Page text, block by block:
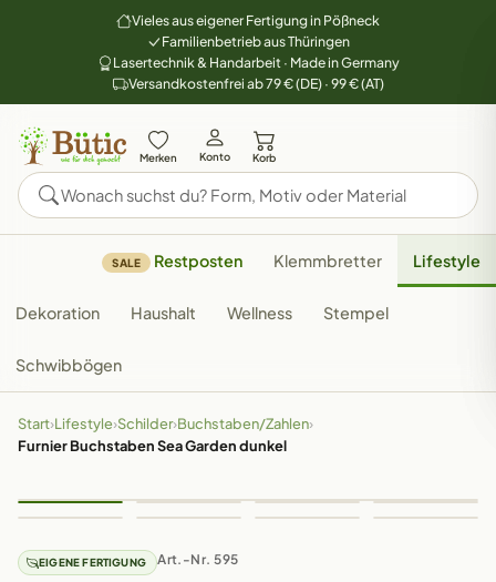
Vieles aus eigener Fertigung in Pößneck
Familienbetrieb aus Thüringen
Lasertechnik & Handarbeit · Made in Germany
Versandkostenfrei ab 79 € (DE) · 99 € (AT)
Merken Konto Korb
SALE Restposten Klemmbretter Lifestyle
Dekoration Haushalt Wellness Stempel
Schwibbögen
Start›Lifestyle›Schilder›Buchstaben/Zahlen›
Furnier Buchstaben Sea Garden dunkel
EIGENE FERTIGUNG Art.-Nr. 595